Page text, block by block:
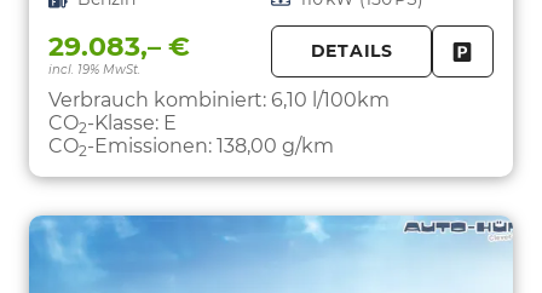
29.083,– €
incl. 19% MwSt.
DETAILS
Verbrauch kombiniert: 6,10 l/100km
CO2-Klasse: E
CO2-Emissionen: 138,00 g/km